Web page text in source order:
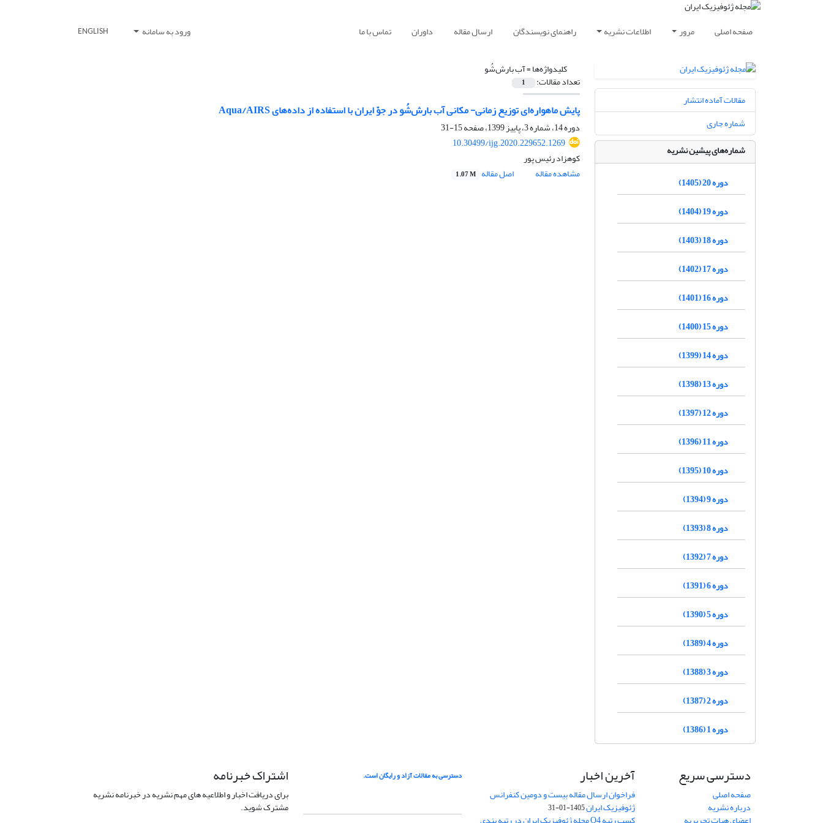
صفحه اصلی مرور اطلاعات نشریه راهنمای نویسندگان ارسال مقاله داوران تماس با ما ورود به سامانه ENGLISH
کلیدواژه‌ها =آب بارش‌شُو
تعداد مقالات: 1
پایش ماهواره‌ای توزیع زمانی- مکانی آب بارش‌شُو در جوّ ایران با استفاده از داده‌های Aqua/AIRS
دوره 14، شماره 3، پاییز 1399، صفحه
15-31
10.30499/ijg.2020.229652.1269
کوهزاد رئیس پور
مشاهده مقاله
اصل مقاله 1.07 M
مقالات آماده انتشار
شماره جاری
شماره‌های پیشین نشریه
دوره 20 (1405)
دوره 19 (1404)
دوره 18 (1403)
دوره 17 (1402)
دوره 16 (1401)
دوره 15 (1400)
دوره 14 (1399)
دوره 13 (1398)
دوره 12 (1397)
دوره 11 (1396)
دوره 10 (1395)
دوره 9 (1394)
دوره 8 (1393)
دوره 7 (1392)
دوره 6 (1391)
دوره 5 (1390)
دوره 4 (1389)
دوره 3 (1388)
دوره 2 (1387)
دوره 1 (1386)
دسترسی سریع
صفحه اصلی
درباره نشریه
آخرین اخبار
فراخوان ارسال مقاله بیست و دومین کنفرانس
ژئوفیزیک ایران1405-01-31
دسترسی به مقالات آزاد و رایگان است. اشتراک خبرنامه
برای دریافت اخبار و اطلاعیه های مهم نشریه در خبرنامه نشریه
مشترک شوید.